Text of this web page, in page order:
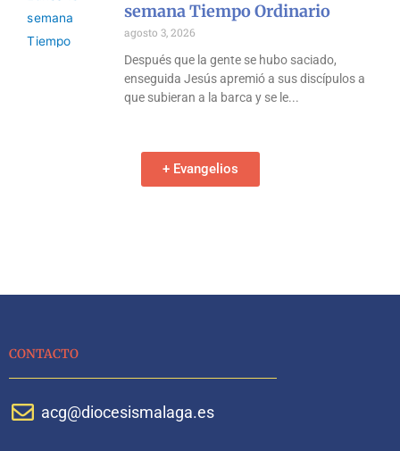
semana Tiempo Ordinario
agosto 3, 2026
Después que la gente se hubo saciado,
enseguida Jesús apremió a sus discípulos a
que subieran a la barca y se le
+ Evangelios
CONTACTO
acg@diocesismalaga.es